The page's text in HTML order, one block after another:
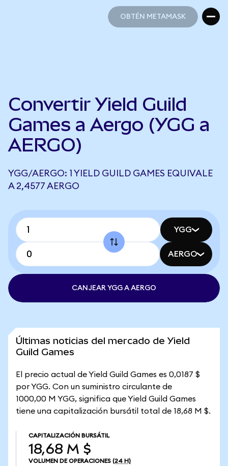
OBTÉN METAMASK
Convertir Yield Guild
Games a Aergo (YGG a
AERGO)
YGG/AERGO: 1 YIELD GUILD GAMES EQUIVALE
A 2,4577 AERGO
YGG
AERGO
CANJEAR YGG A AERGO
Últimas noticias del mercado de Yield
Guild Games
El precio actual de Yield Guild Games es 0,0187 $
por YGG. Con un suministro circulante de
1000,00 M YGG, significa que Yield Guild Games
tiene una capitalización bursátil total de 18,68 M $.
CAPITALIZACIÓN BURSÁTIL
18,68 M $
VOLUMEN DE OPERACIONES (24 H)